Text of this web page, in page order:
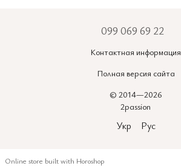
099 069 69 22
Контактная информация
Полная версия сайта
© 2014—2026
2passion
Укр Рус
Online store built with Horoshop